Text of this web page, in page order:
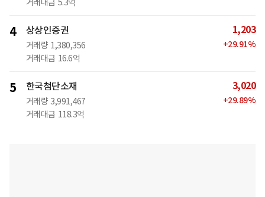
거래대금 5.3억
4 상상인증권
거래량 1,380,356
거래대금 16.6억
1,203
+29.91%
5 한국첨단소재
거래량 3,991,467
거래대금 118.3억
3,020
+29.89%